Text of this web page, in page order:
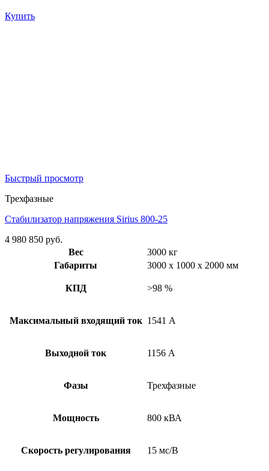
Купить
Быстрый просмотр
Трехфазные
Стабилизатор напряжения Sirius 800-25
4 980 850 руб.
Вес
3000 кг
Габариты
3000 x 1000 x 2000 мм
КПД >98 %
Максимальный входящий ток 1541 А
Выходной ток 1156 А
Фазы Трехфазные
Мощность 800 кВА
Скорость регулирования 15 мс/В